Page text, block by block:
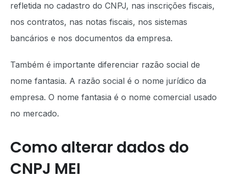
refletida no cadastro do CNPJ, nas inscrições fiscais,
nos contratos, nas notas fiscais, nos sistemas
bancários e nos documentos da empresa.
Também é importante diferenciar razão social de
nome fantasia. A razão social é o nome jurídico da
empresa. O nome fantasia é o nome comercial usado
no mercado.
Como alterar dados do
CNPJ MEI